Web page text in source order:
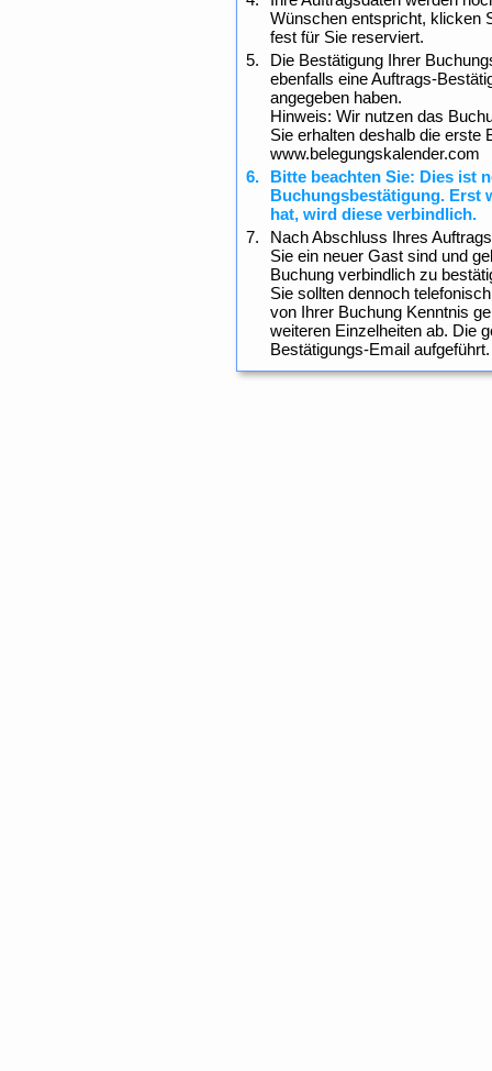
Wünschen entspricht, klicken
fest für Sie reserviert.
Die Bestätigung Ihrer
ebenfalls eine Auftrags-
angegeben haben.
Hinweis: Wir nutzen das
Sie erhalten deshalb die erste
www.belegungskalender.com
Bitte beachten Sie: Dies ist
Buchungsbestätigung. Erst
hat, wird diese verbindlich.
Nach Abschluss Ihres
Sie ein neuer Gast sind und
Buchung verbindlich zu
Sie sollten dennoch
von Ihrer Buchung Kenntnis
weiteren Einzelheiten ab. Die
Bestätigungs-Email aufgeführt.